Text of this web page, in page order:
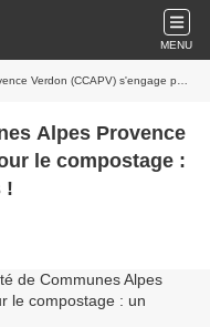
MENU
pour le compostage : un nouveau site à Peyroules !
Alpes Provence
le compostage :
!